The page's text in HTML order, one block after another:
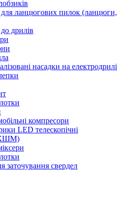
для ланцюгових пилок (ланцюги,
дрилів
насадки на електродрилі
компресори
LED телескопічні
заточування свердел